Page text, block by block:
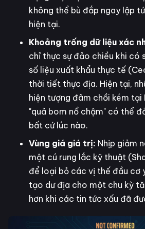
không thể bù đắp ngay lập
hiện tại.
Khoảng trống dữ liệu xác
chỉ thực sự đảo chiều khi có
số liệu xuất khẩu thực tế
thời tiết thực địa. Hiện tại,
hiện tượng đâm chồi kém tại
"quả bom nổ chậm" có thể
bất cứ lúc nào.
Vùng giá giá trị: Nhịp giảm
một cú rung lắc kỹ thuật
để loại bỏ các vị thế đầu cơ
tạo dư địa cho một chu kỳ
hơn khi các tin tức xấu đã